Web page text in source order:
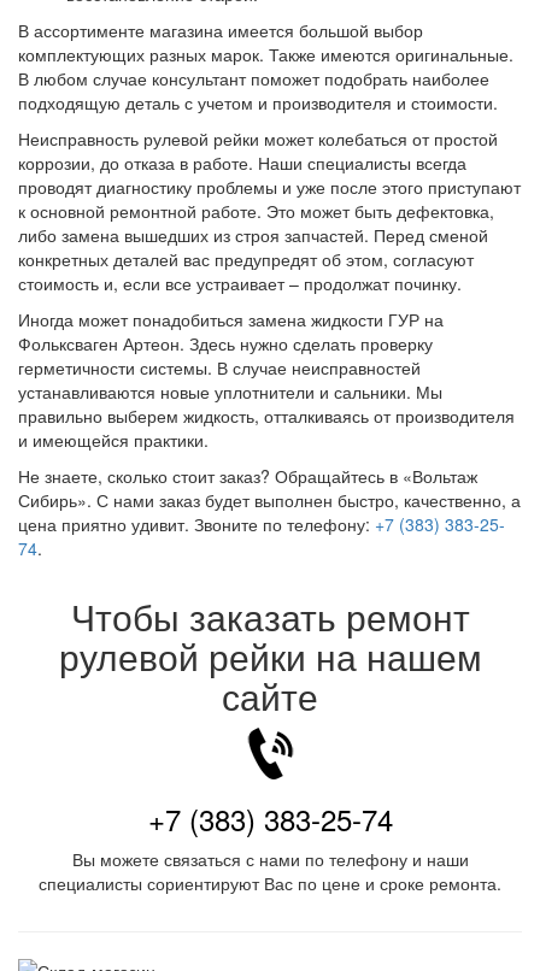
В ассортименте магазина имеется большой выбор
комплектующих разных марок. Также имеются оригинальные.
В любом случае консультант поможет подобрать наиболее
подходящую деталь с учетом и производителя и стоимости.
Неисправность рулевой рейки может колебаться от простой
коррозии, до отказа в работе. Наши специалисты всегда
проводят диагностику проблемы и уже после этого приступают
к основной ремонтной работе. Это может быть дефектовка,
либо замена вышедших из строя запчастей. Перед сменой
конкретных деталей вас предупредят об этом, согласуют
стоимость и, если все устраивает – продолжат починку.
Иногда может понадобиться замена жидкости ГУР на
Фольксваген Артеон. Здесь нужно сделать проверку
герметичности системы. В случае неисправностей
устанавливаются новые уплотнители и сальники. Мы
правильно выберем жидкость, отталкиваясь от производителя
и имеющейся практики.
Не знаете, сколько стоит заказ? Обращайтесь в «Вольтаж
Сибирь». С нами заказ будет выполнен быстро, качественно, а
цена приятно удивит. Звоните по телефону: +7 (383) 383-25-
74.
Чтобы заказать ремонт
рулевой рейки на нашем
сайте
+7 (383) 383-25-74
Вы можете связаться с нами по телефону и наши
специалисты сориентируют Вас по цене и сроке ремонта.